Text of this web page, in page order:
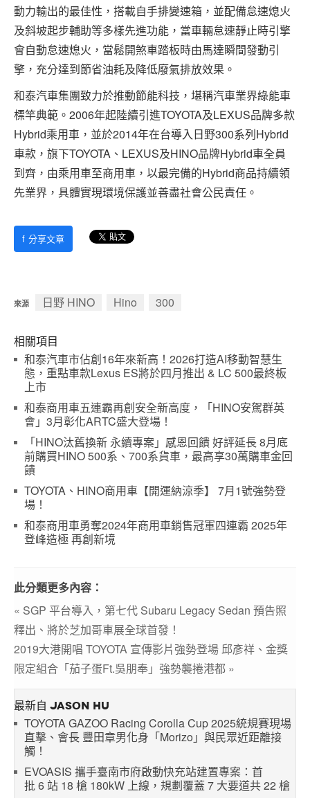
動力輸出的最佳性，搭載自手排變速箱，並配備怠速熄火
及斜坡起步輔助等多樣先進功能，當車輛怠速靜止時引擎
會自動怠速熄火，當鬆開煞車踏板時由馬達瞬間發動引
擎，充分達到節省油耗及降低廢氣排放效果。
和泰汽車集團致力於推動節能科技，堪稱汽車業界綠能車
標竿典範。2006年起陸續引進TOYOTA及LEXUS品牌多款
Hybrid乘用車，並於2014年在台導入日野300系列Hybrid
車款，旗下TOYOTA、LEXUS及HINO品牌Hybrid車全員
到齊，由乘用車至商用車，以最完備的Hybrid商品持續領
先業界，具體實現環境保護並善盡社會公民責任。
f 分享文章
來源 日野 HINO Hino 300
相關項目
和泰汽車市佔創16年來新高！2026打造AI移動智慧生
態，重點車款Lexus ES將於四月推出 & LC 500最終板
上市
和泰商用車五連霸再創安全新高度，「HINO安駕群英
會」3月彰化ARTC盛大登場！
「HINO汰舊換新 永續專案」感恩回饋 好評延長 8月底
前購買HINO 500系、700系貨車，最高享30萬購車金回
饋
TOYOTA、HINO商用車【開運納涼季】 7月1號強勢登
場！
和泰商用車勇奪2024年商用車銷售冠軍四連霸 2025年
登峰造極 再創新境
此分類更多內容：
« SGP 平台導入，第七代 Subaru Legacy Sedan 預告照
釋出、將於芝加哥車展全球首發！
2019大港開唱 TOYOTA 宣傳影片強勢登場 邱彥祥、金獎
限定組合「茄子蛋Ft.吳朋奉」強勢襲捲港都 »
最新自 JASON HU
TOYOTA GAZOO Racing Corolla Cup 2025統規賽現場
直擊、會長 豐田章男化身「Morizo」與民眾近距離接
觸！
EVOASIS 攜手臺南市府啟動快充站建置專案：首
批 6 站 18 槍 180kW 上線，規劃覆蓋 7 大要道共 22 槍